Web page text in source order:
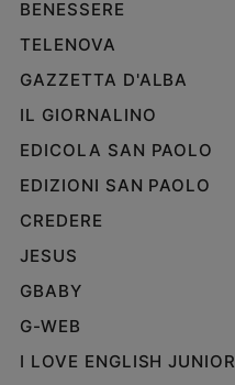
BENESSERE
TELENOVA
GAZZETTA D'ALBA
IL GIORNALINO
EDICOLA SAN PAOLO
EDIZIONI SAN PAOLO
CREDERE
JESUS
GBABY
G-WEB
I LOVE ENGLISH JUNIOR